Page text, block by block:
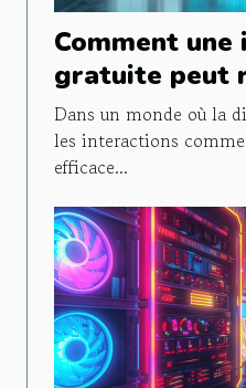
Comment
gratuite peut
la gestion de
client
Dans un monde où la
les interactions
efficace...